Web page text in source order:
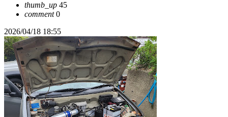
thumb_up 45
comment0
2026/04/18 18:55